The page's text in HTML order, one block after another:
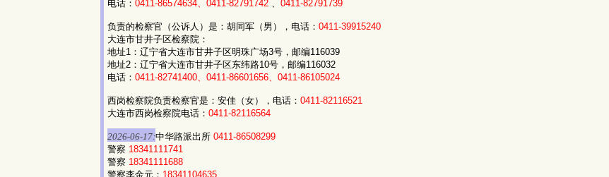
电话： 0411-86574634、0411-82791742 0411-82791739
负责的检察官（公诉人）是：胡同军（男），电话： 0411-39915240
大连市甘井子区检察院：
地址1：辽宁省大连市甘井子区明珠广场3号，邮编116039
地址2：辽宁省大连市甘井子区东纬路10号，邮编116032
电话： 0411-82741400、0411-86601656、0411-86105024
西岗检察院负责检察官是：安佳（女），电话： 0411-82116521
大连市西岗检察院电话： 0411-82116564
2026-06-17:中华路派出所 0411-86508299
警察 18341111741
警察 18341111688
警察李金元： 18341104635